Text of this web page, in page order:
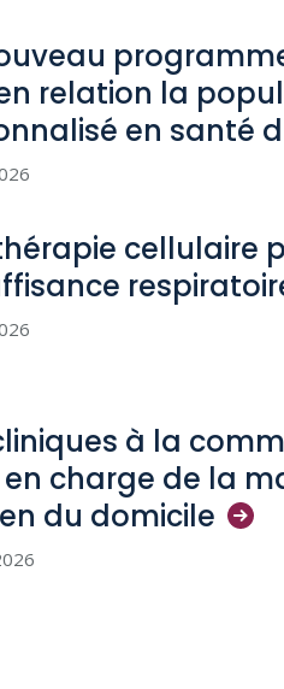
relation la
en santé
cellulaire
à la
en charge de la
du domicile